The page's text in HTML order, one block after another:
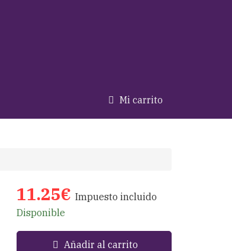
Mi carrito
11.25€ Impuesto incluido
Disponible
Añadir al carrito